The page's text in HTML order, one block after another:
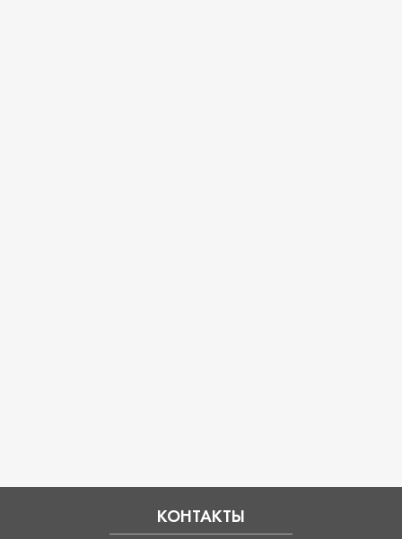
КОНТАКТЫ